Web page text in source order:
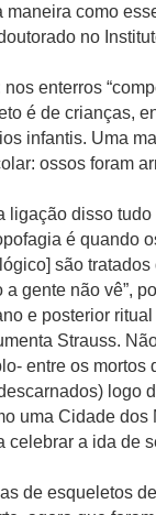
como
no
enterros
é de crianças,
infantis. Uma
ossos foram
ligação disso tudo
é quando
são tratados
gente não vê”,
e posterior
Strauss.
entre os mortos
logo
uma Cidade dos
celebrar a ida de
de esqueletos